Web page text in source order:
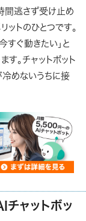
間逃さず受け止め
ットのひとつです。
すぐ動きたい」と
す。チャットボット
めないうちに接
チャットボッ